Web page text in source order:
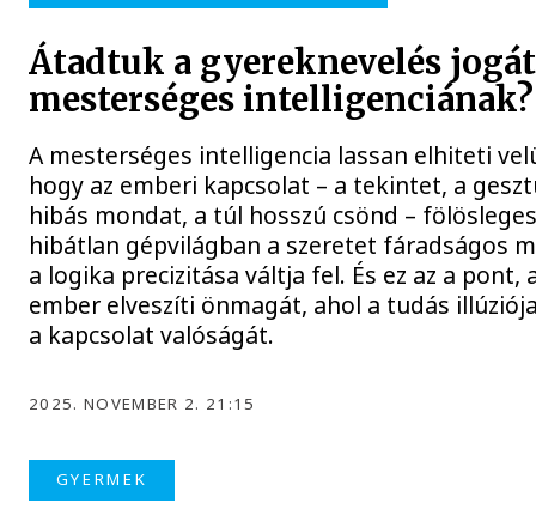
Átadtuk a gyereknevelés
mesterséges intelligenciának?
A mesterséges intelligencia lassan elhiteti
hogy az emberi kapcsolat – a tekintet, a
hibás mondat, a túl hosszú csönd –
hibátlan gépvilágban a szeretet fáradságos
a logika precizitása váltja fel. És ez az a pont,
ember elveszíti önmagát, ahol a tudás
a kapcsolat valóságát.
2025. NOVEMBER 2. 21:15
GYERMEK